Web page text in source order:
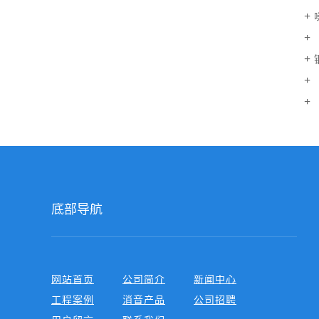
底部导航
网站首页 公司简介
新闻中心
工程案例
消音产品
公司招聘